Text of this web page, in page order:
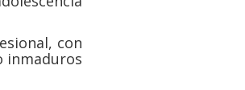
con
inmaduros